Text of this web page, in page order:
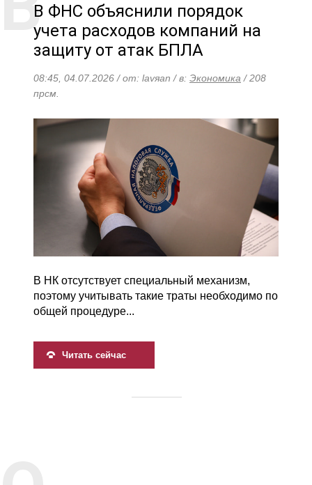
В ФНС объяснили порядок
учета расходов компаний на
защиту от атак БПЛА
08:45, 04.07.2026 / от: lavяan / в: Экономика / 208
прсм.
В НК отсутствует специальный механизм,
поэтому учитывать такие траты необходимо по
общей процедуре...
Читать сейчас